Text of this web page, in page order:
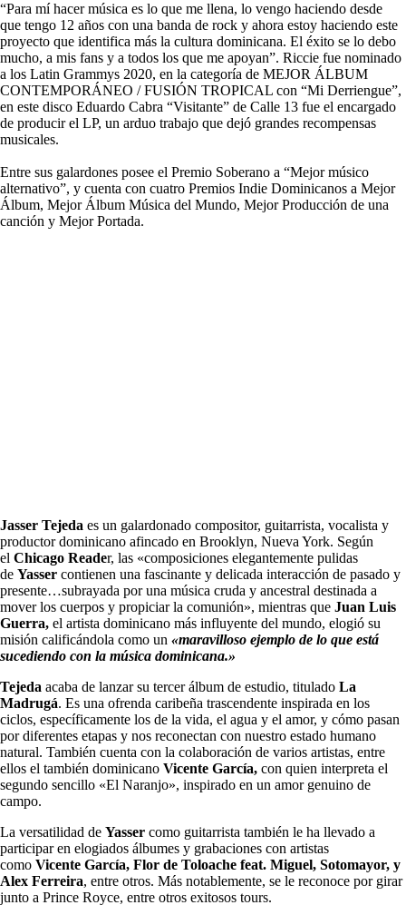
“Para mí hacer música es lo que me llena, lo vengo haciendo desde
que tengo 12 años con una banda de rock y ahora estoy haciendo este
proyecto que identifica más la cultura dominicana. El éxito se lo debo
mucho, a mis fans y a todos los que me apoyan”. Riccie fue nominado
a los Latin Grammys 2020, en la categoría de MEJOR ÁLBUM
CONTEMPORÁNEO / FUSIÓN TROPICAL con “Mi Derriengue”,
en este disco Eduardo Cabra “Visitante” de Calle 13 fue el encargado
de producir el LP, un arduo trabajo que dejó grandes recompensas
musicales.
Entre sus galardones posee el Premio Soberano a “Mejor músico
alternativo”, y cuenta con cuatro Premios Indie Dominicanos a Mejor
Álbum, Mejor Álbum Música del Mundo, Mejor Producción de una
canción y Mejor Portada.
Jasser Tejeda es un galardonado compositor, guitarrista, vocalista y
productor dominicano afincado en Brooklyn, Nueva York. Según
el Chicago Reader, las «composiciones elegantemente pulidas
de Yasser contienen una fascinante y delicada interacción de pasado y
presente…subrayada por una música cruda y ancestral destinada a
mover los cuerpos y propiciar la comunión», mientras que Juan Luis
Guerra, el artista dominicano más influyente del mundo, elogió su
misión calificándola como un «maravilloso ejemplo de lo que está
sucediendo con la música dominicana.»
Tejeda acaba de lanzar su tercer álbum de estudio, titulado La
Madrugá. Es una ofrenda caribeña trascendente inspirada en los
ciclos, específicamente los de la vida, el agua y el amor, y cómo pasan
por diferentes etapas y nos reconectan con nuestro estado humano
natural. También cuenta con la colaboración de varios artistas, entre
ellos el también dominicano Vicente García, con quien interpreta el
segundo sencillo «El Naranjo», inspirado en un amor genuino de
campo.
La versatilidad de Yasser como guitarrista también le ha llevado a
participar en elogiados álbumes y grabaciones con artistas
como Vicente García, Flor de Toloache feat. Miguel, Sotomayor, y
Alex Ferreira, entre otros. Más notablemente, se le reconoce por girar
junto a Prince Royce, entre otros exitosos tours.